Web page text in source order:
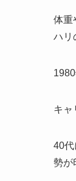
体重
ハリ
キャ
40
勢が